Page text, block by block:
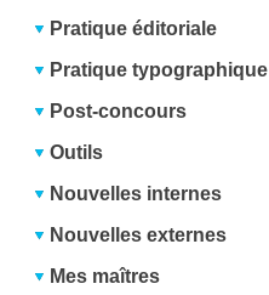
Pratique éditoriale
Pratique typographique
Post-concours
Outils
Nouvelles internes
Nouvelles externes
Mes maîtres